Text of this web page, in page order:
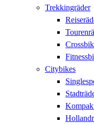
Trekkingräder
Citybikes